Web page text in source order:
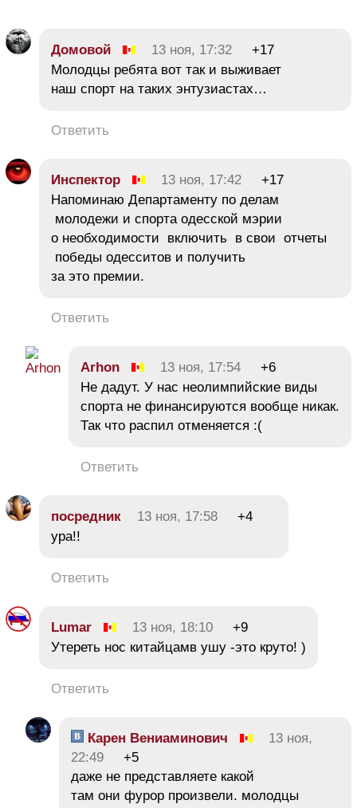
Домовой 13 ноя, 17:32
+17
Молодцы ребята вот так и выживает
наш спорт на таких энтузиастах…
Ответить
Инспектор 13 ноя, 17:42
+17
Напоминаю Департаменту по делам
молодежи и спорта одесской мэрии
о необходимости включить в свои отчеты
победы одесситов и получить
за это премии.
Ответить
Arhon 13 ноя, 17:54
+6
Не дадут. У нас неолимпийские виды
спорта не финансируются вообще никак.
Так что распил отменяется :(
Ответить
посредник 13 ноя, 17:58
+4
ура!!
Ответить
Lumar 13 ноя, 18:10
+9
Утереть нос китайцамв ушу -это круто! )
Ответить
Карен Вениаминович
13 ноя,
22:49
+5
даже не представляете какой
там они фурор произвели. молодцы